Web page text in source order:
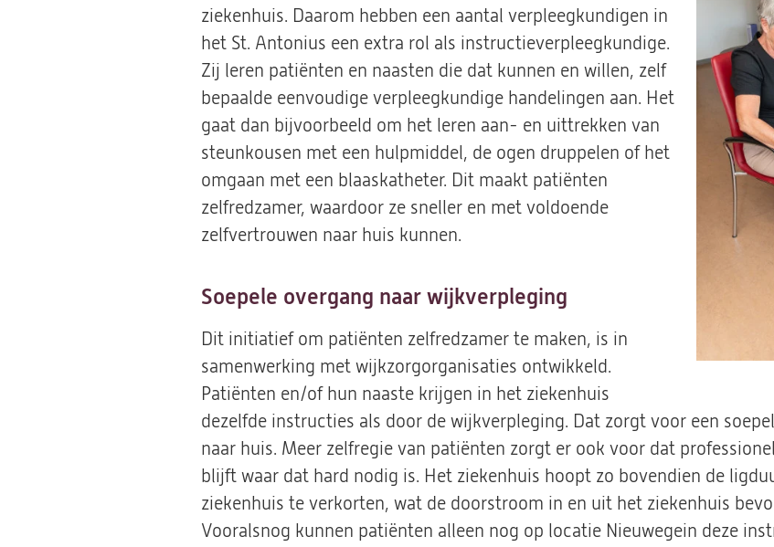
ziekenhuis. Daarom hebben een aantal verpleegkundigen in
het St. Antonius een extra rol als instructieverpleegkundige.
Zij leren patiënten en naasten die dat kunnen en willen, zelf
bepaalde eenvoudige verpleegkundige handelingen aan. Het
gaat dan bijvoorbeeld om het leren aan- en uittrekken van
steunkousen met een hulpmiddel, de ogen druppelen of het
omgaan met een blaaskatheter. Dit maakt patiënten
zelfredzamer, waardoor ze sneller en met voldoende
zelfvertrouwen naar huis kunnen.
Soepele overgang naar wijkverpleging
Dit initiatief om patiënten zelfredzamer te maken, is in
samenwerking met wijkzorgorganisaties ontwikkeld.
Patiënten en/of hun naaste krijgen in het ziekenhuis
dezelfde instructies als door de wijkverpleging. Dat zorgt voor een
naar huis. Meer zelfregie van patiënten zorgt er ook voor dat
blijft waar dat hard nodig is. Het ziekenhuis hoopt zo bovendien de
ziekenhuis te verkorten, wat de doorstroom in en uit het ziekenhuis
Vooralsnog kunnen patiënten alleen nog op locatie Nieuwegein deze